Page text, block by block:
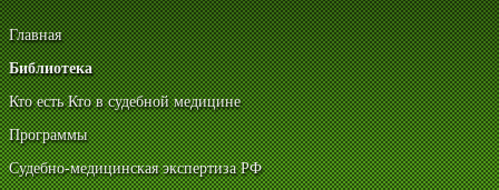
Главная
Библиотека
Кто есть Кто в судебной медицине
Программы
Судебно-медицинская экспертиза РФ